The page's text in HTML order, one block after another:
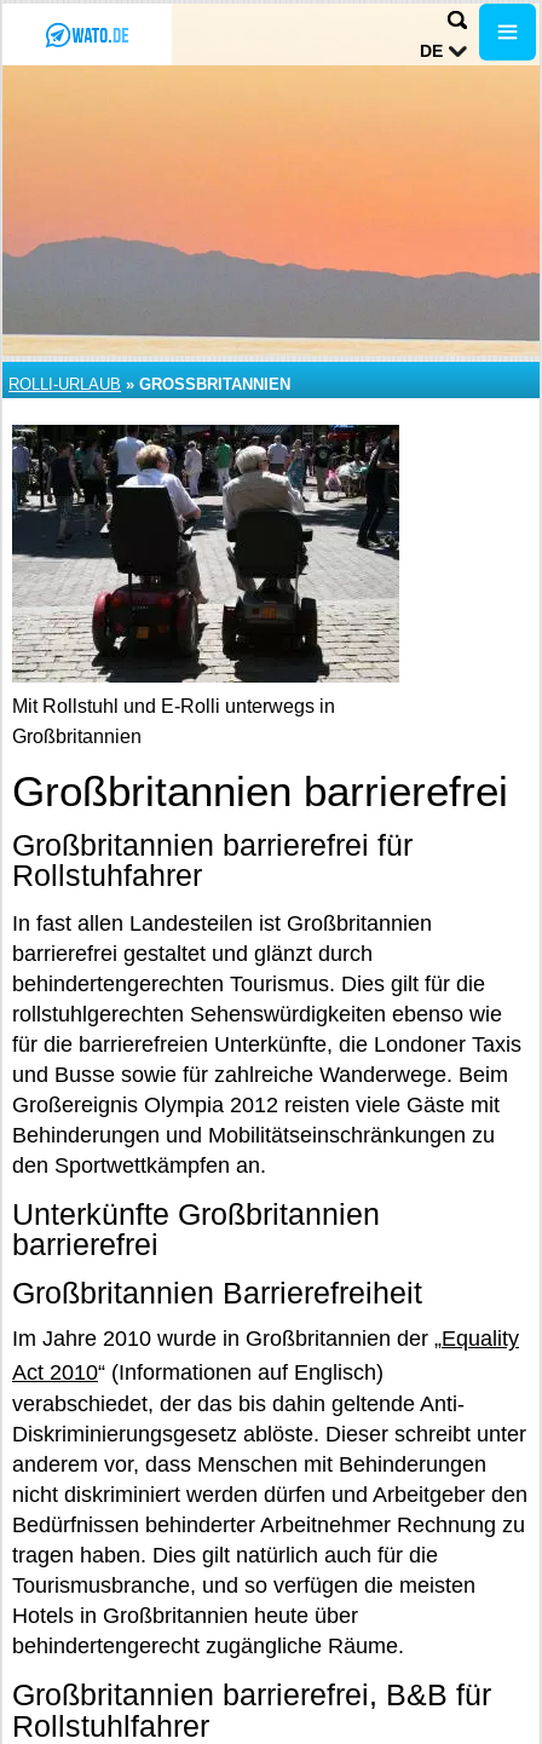
DE
ROLLI-URLAUB » GROSSBRITANNIEN
Mit Rollstuhl und E-Rolli unterwegs in
Großbritannien
Großbritannien barrierefrei
Großbritannien barrierefrei für
Rollstuhfahrer
In fast allen Landesteilen ist Großbritannien
barrierefrei gestaltet und glänzt durch
behindertengerechten Tourismus. Dies gilt für die
rollstuhlgerechten Sehenswürdigkeiten ebenso wie
für die barrierefreien Unterkünfte, die Londoner Taxis
und Busse sowie für zahlreiche Wanderwege. Beim
Großereignis Olympia 2012 reisten viele Gäste mit
Behinderungen und Mobilitätseinschränkungen zu
den Sportwettkämpfen an.
Unterkünfte Großbritannien
barrierefrei
Großbritannien Barrierefreiheit
Im Jahre 2010 wurde in Großbritannien der „Equality
Act 2010“ (Informationen auf Englisch)
verabschiedet, der das bis dahin geltende Anti-
Diskriminierungsgesetz ablöste. Dieser schreibt unter
anderem vor, dass Menschen mit Behinderungen
nicht diskriminiert werden dürfen und Arbeitgeber den
Bedürfnissen behinderter Arbeitnehmer Rechnung zu
tragen haben. Dies gilt natürlich auch für die
Tourismusbranche, und so verfügen die meisten
Hotels in Großbritannien heute über
behindertengerecht zugängliche Räume.
Großbritannien barrierefrei, B&B für
Rollstuhlfahrer